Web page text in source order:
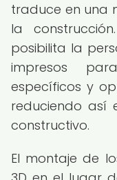
traduce en una
la
posibilita la
impresos
específicos y
reduciendo así
constructivo.
El montaje de